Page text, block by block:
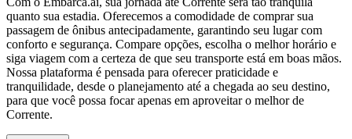
quanto sua estadia. Oferecemos a comodidade de comprar sua
passagem de ônibus antecipadamente, garantindo seu lugar com
conforto e segurança. Compare opções, escolha o melhor horário e
siga viagem com a certeza de que seu transporte está em boas mãos.
Nossa plataforma é pensada para oferecer praticidade e
tranquilidade, desde o planejamento até a chegada ao seu destino,
para que você possa focar apenas em aproveitar o melhor de
Corrente.